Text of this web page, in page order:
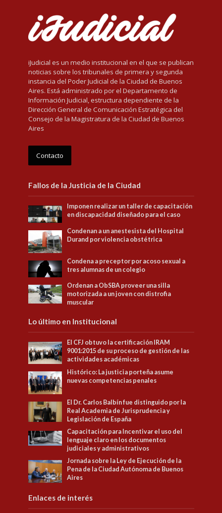
iJudicial es un medio institucional en el que se publican
noticias sobre los tribunales de primera y segunda
instancia del Poder Judicial de la Ciudad de Buenos
Aires. Está administrado por el Departamento de
Información Judicial, estructura dependiente de la
Dirección General de Comunicación Estratégica del
Consejo de la Magistratura de la Ciudad de Buenos
Aires
Contacto
Fallos de la Justicia de la Ciudad
Imponen realizar un taller de capacitación
en discapacidad diseñado para el caso
Condenan a un anestesista del Hospital
Durand por violencia obstétrica
Condena a preceptor por acoso sexual a
tres alumnas de un colegio
Ordenan a ObSBA proveer una silla
motorizada a un joven con distrofia
muscular
Lo último en Institucional
El CFJ obtuvo la certificación IRAM
9001:2015 de su proceso de gestión de las
actividades académicas
Histórico: La justicia porteña asume
nuevas competencias penales
El Dr. Carlos Balbín fue distinguido por la
Real Academia de Jurisprudencia y
Legislación de España
Capacitación para Incentivar el uso del
lenguaje claro en los documentos
judiciales y administrativos
Jornada sobre la Ley de Ejecución de la
Pena de la Ciudad Autónoma de Buenos
Aires
Enlaces de interés